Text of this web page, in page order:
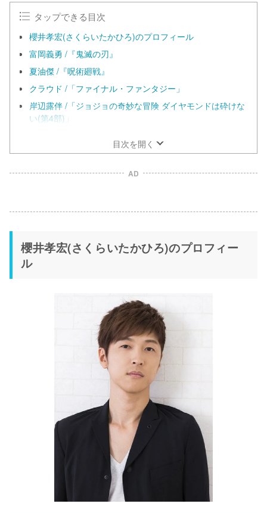
タップできる目次
櫻井孝宏(さくらいたかひろ)のプロフィール
富岡義勇 /『鬼滅の刃』
夏油傑 /『呪術廻戦』
クラウド /「ファイナル・ファンタジー」
岸辺露伴 /「ジョジョの奇妙な冒険 ダイヤモンドは砕けな
い(第4部)」
目次を開く
AD
櫻井孝宏(さくらいたかひろ)のプロフィー
ル